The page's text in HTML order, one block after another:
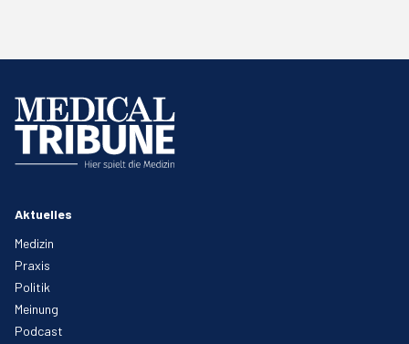
Aktuelles
Medizin
Praxis
Politik
Meinung
Podcast